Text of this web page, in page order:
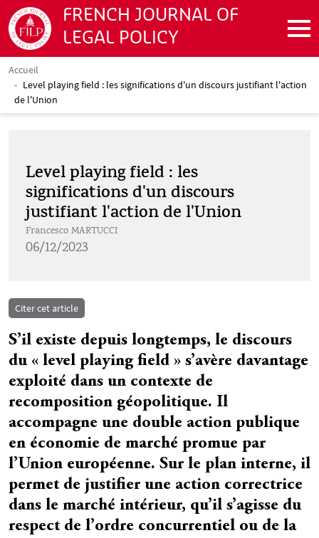
Aller au contenu principal
FRENCH JOURNAL OF
LEGAL POLICY
Fil d'Ariane
Accueil
Level playing field : les significations d'un discours justifiant l'action
de l'Union
Level playing field : les
significations d'un discours
justifiant l'action de l'Union
pdf
Francesco MARTUCCI
06/12/2023
Citer cet article
Résumé
S’il existe depuis longtemps, le discours
du « level playing field » s’avère davantage
exploité dans un contexte de
recomposition géopolitique. Il
accompagne une double action publique
en économie de marché promue par
l’Union européenne. Sur le plan interne, il
permet de justifier une action correctrice
dans le marché intérieur, qu’il s’agisse du
respect de l’ordre concurrentiel ou de la